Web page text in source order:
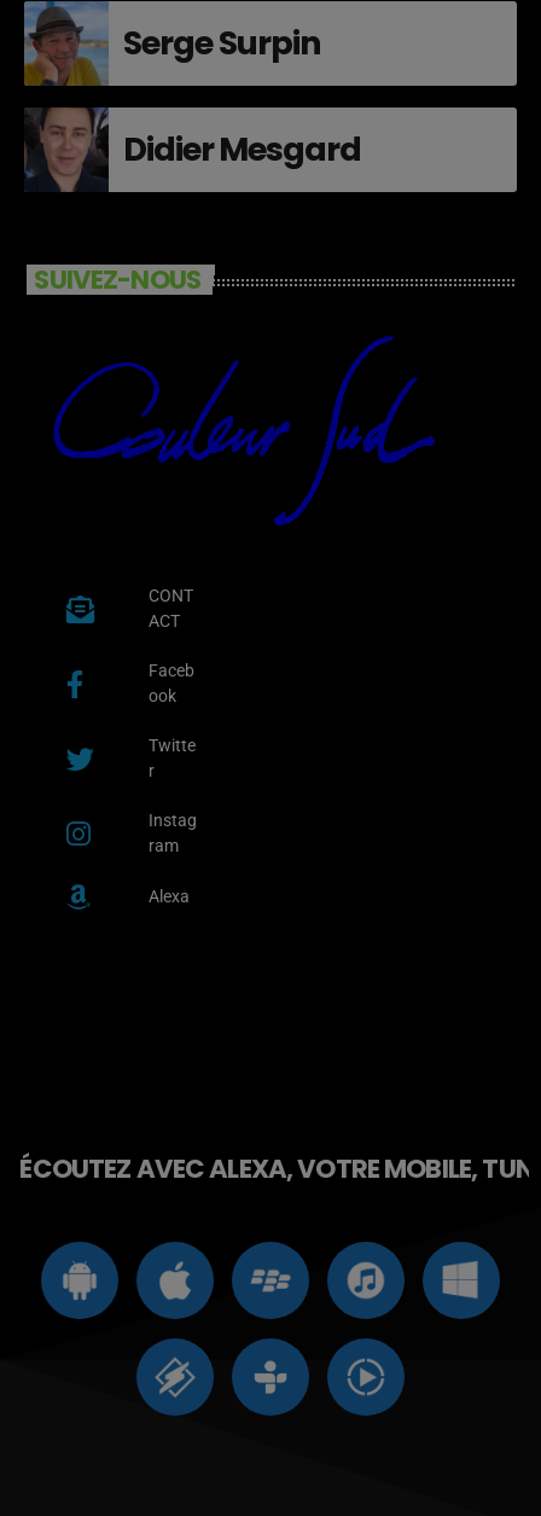
Serge Surpin
Didier Mesgard
SUIVEZ-NOUS
CONT
ACT
Faceb
ook
Twitte
r
Instag
ram
Alexa
ÉCOUTEZ AVEC ALEXA, VOTRE MOBILE,